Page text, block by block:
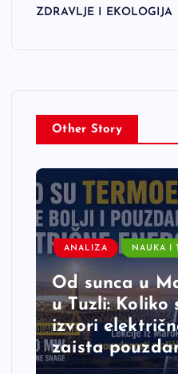
ZDRAVLJE I EKOLOGIJA
Other Story
ANALIZA NAUKA I
Od sunca u
u Tuzli: Koliko
izvori
zaista